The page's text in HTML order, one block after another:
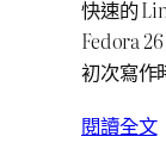
快速的
Fedora
初次寫作
閱讀全文